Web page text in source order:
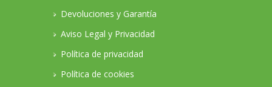
Devoluciones y Garantía
Aviso Legal y Privacidad
Política de privacidad
Política de cookies